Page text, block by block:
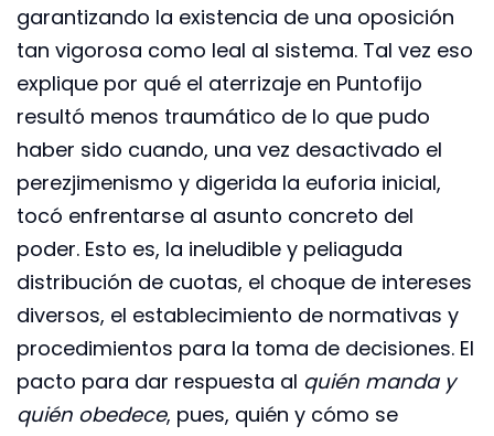
garantizando la existencia de una oposición
tan vigorosa como leal al sistema. Tal vez eso
explique por qué el aterrizaje en Puntofijo
resultó menos traumático de lo que pudo
haber sido cuando, una vez desactivado el
perezjimenismo y digerida la euforia inicial,
tocó enfrentarse al asunto concreto del
poder. Esto es, la ineludible y peliaguda
distribución de cuotas, el choque de intereses
diversos, el establecimiento de normativas y
procedimientos para la toma de decisiones. El
pacto para dar respuesta al quién manda y
quién obedece, pues, quién y cómo se